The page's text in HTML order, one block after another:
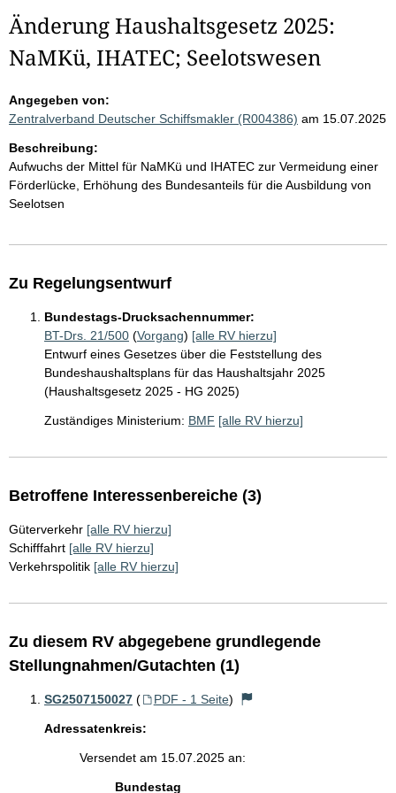
Änderung Haushaltsgesetz 2025:
NaMKü, IHATEC; Seelotswesen
Angegeben von:
Zentralverband Deutscher Schiffsmakler (R004386) am 15.07.2025
Beschreibung:
Aufwuchs der Mittel für NaMKü und IHATEC zur Vermeidung einer
Förderlücke, Erhöhung des Bundesanteils für die Ausbildung von
Seelotsen
Zu Regelungsentwurf
Bundestags-Drucksachennummer:
BT-Drs. 21/500 (Vorgang) [alle RV hierzu]
Entwurf eines Gesetzes über die Feststellung des
Bundeshaushaltsplans für das Haushaltsjahr 2025
(Haushaltsgesetz 2025 - HG 2025)
Zuständiges Ministerium: BMF [alle RV hierzu]
Betroffene Interessenbereiche (3)
Güterverkehr [alle RV hierzu]
Schifffahrt [alle RV hierzu]
Verkehrspolitik [alle RV hierzu]
Zu diesem RV abgegebene grundlegende
Stellungnahmen/Gutachten (1)
SG2507150027 ( PDF - 1 Seite)
Adressatenkreis:
Versendet am 15.07.2025 an:
Bundestag